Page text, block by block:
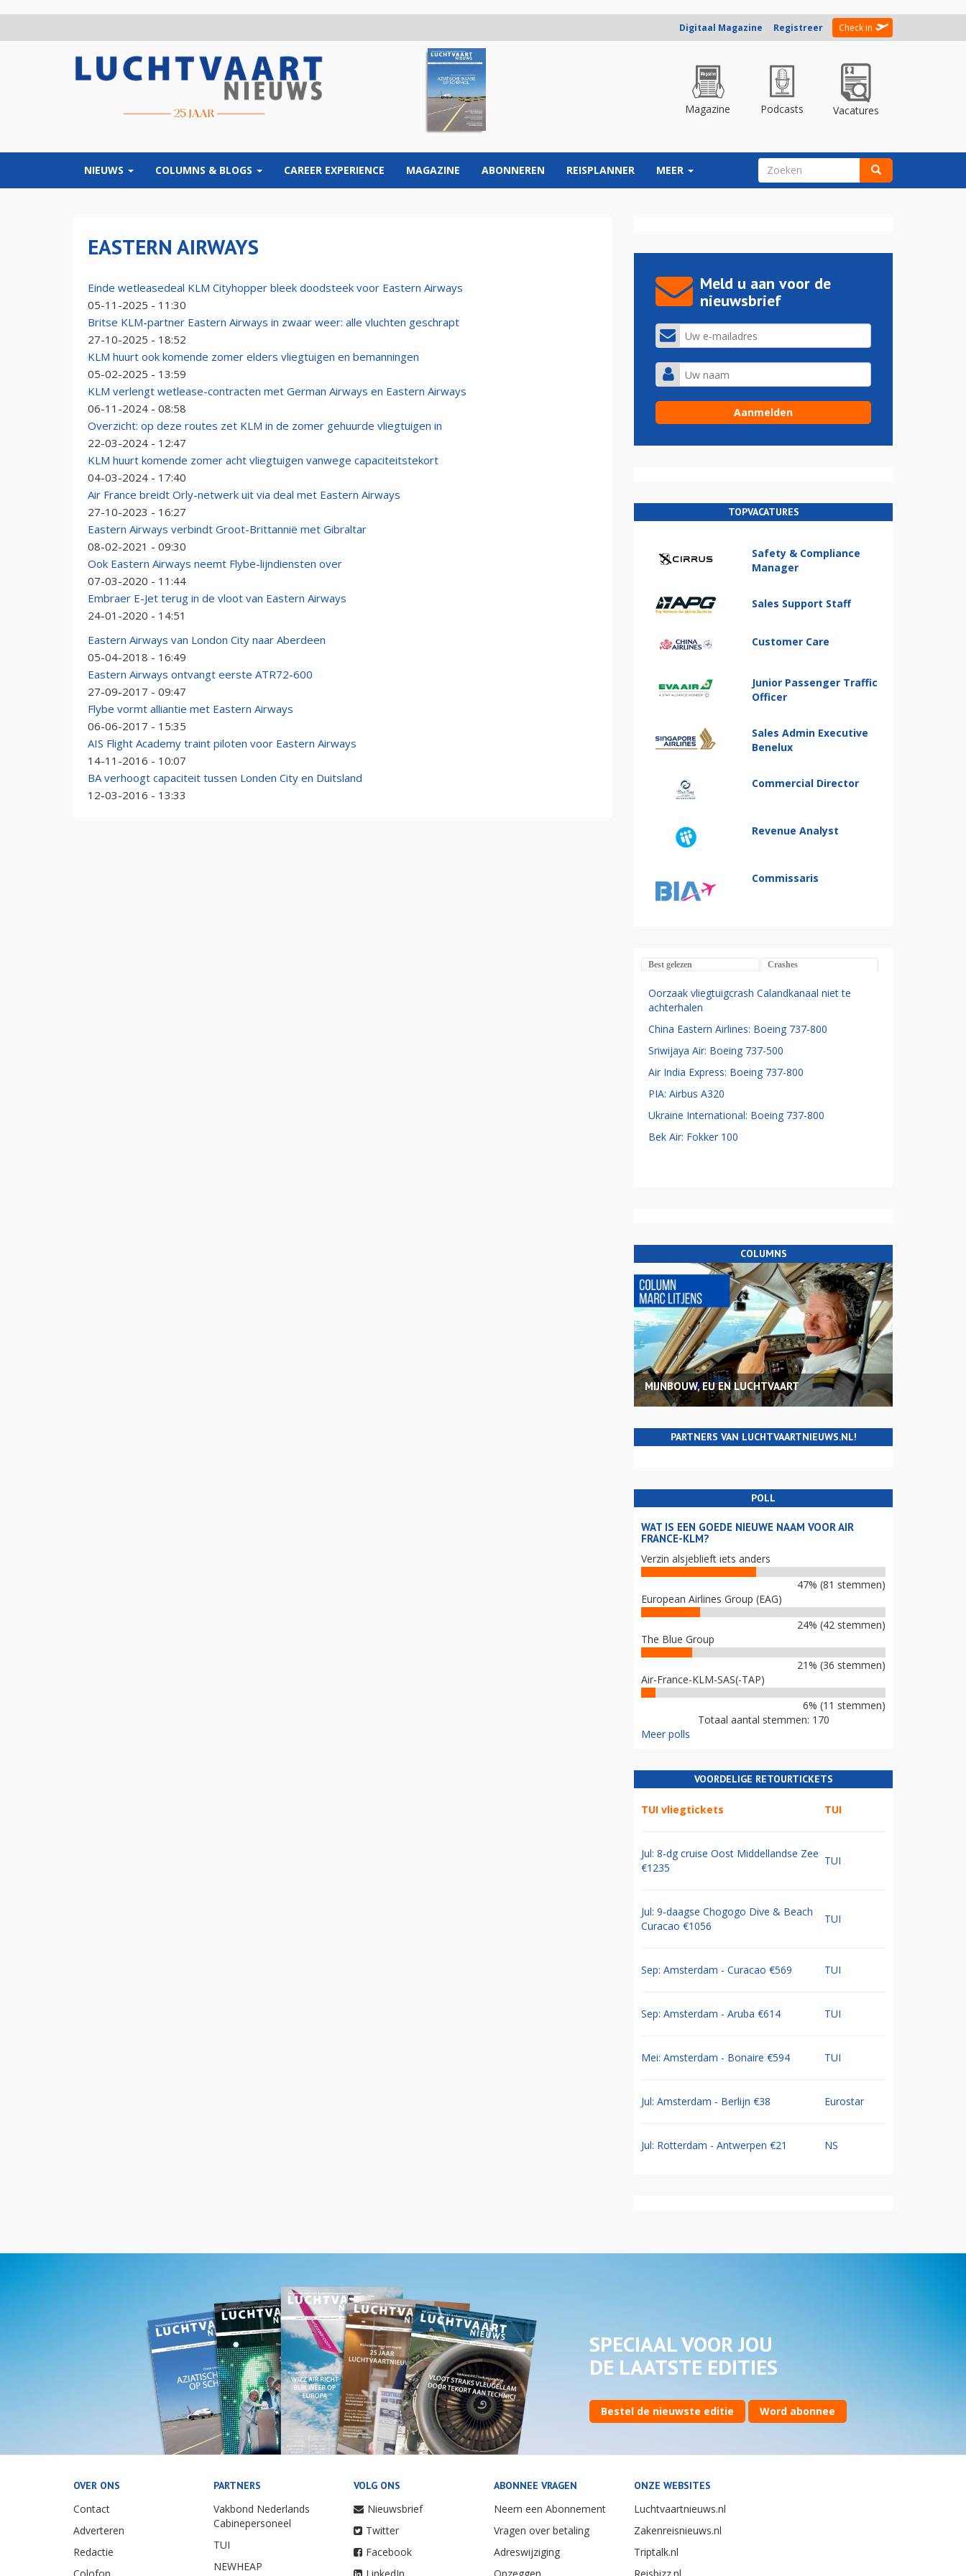
Digitaal Magazine Registreer Check in
Magazine Podcasts Vacatures
NIEUWS COLUMNS & BLOGS CAREER EXPERIENCE MAGAZINE ABONNEREN REISPLANNER MEER ZOEKVELD
EASTERN AIRWAYS
Einde wetleasedeal KLM Cityhopper bleek doodsteek voor Eastern Airways
05-11-2025 - 11:30
Britse KLM-partner Eastern Airways in zwaar weer: alle vluchten geschrapt
27-10-2025 - 18:52
KLM huurt ook komende zomer elders vliegtuigen en bemanningen
05-02-2025 - 13:59
KLM verlengt wetlease-contracten met German Airways en Eastern Airways
06-11-2024 - 08:58
Overzicht: op deze routes zet KLM in de zomer gehuurde vliegtuigen in
22-03-2024 - 12:47
KLM huurt komende zomer acht vliegtuigen vanwege capaciteitstekort
04-03-2024 - 17:40
Air France breidt Orly-netwerk uit via deal met Eastern Airways
27-10-2023 - 16:27
Eastern Airways verbindt Groot-Brittannië met Gibraltar
08-02-2021 - 09:30
Ook Eastern Airways neemt Flybe-lijndiensten over
07-03-2020 - 11:44
Embraer E-Jet terug in de vloot van Eastern Airways
24-01-2020 - 14:51
Eastern Airways van London City naar Aberdeen
05-04-2018 - 16:49
Eastern Airways ontvangt eerste ATR72-600
27-09-2017 - 09:47
Flybe vormt alliantie met Eastern Airways
06-06-2017 - 15:35
AIS Flight Academy traint piloten voor Eastern Airways
14-11-2016 - 10:07
BA verhoogt capaciteit tussen Londen City en Duitsland
12-03-2016 - 13:33
Meld u aan voor de
nieuwsbrief
TOPVACATURES
Safety & Compliance
Manager
Sales Support Staff
Customer Care
Junior Passenger Traffic
Officer
Sales Admin Executive
Benelux
Commercial Director
Revenue Analyst
Commissaris
Best gelezen Crashes
Oorzaak vliegtuigcrash Calandkanaal niet te
achterhalen
China Eastern Airlines: Boeing 737-800
Sriwijaya Air: Boeing 737-500
Air India Express: Boeing 737-800
PIA: Airbus A320
Ukraine International: Boeing 737-800
Bek Air: Fokker 100
COLUMNS
MIJNBOUW, EU EN LUCHTVAART
PARTNERS VAN LUCHTVAARTNIEUWS.NL!
POLL
WAT IS EEN GOEDE NIEUWE NAAM VOOR AIR
FRANCE-KLM?
Verzin alsjeblieft iets anders
47% (81 stemmen)
European Airlines Group (EAG)
24% (42 stemmen)
The Blue Group
21% (36 stemmen)
Air-France-KLM-SAS(-TAP)
6% (11 stemmen)
Totaal aantal stemmen: 170
Meer polls
VOORDELIGE RETOURTICKETS
TUI vliegtickets TUI
Jul: 8-dg cruise Oost Middellandse Zee
€1235
TUI
Jul: 9-daagse Chogogo Dive & Beach
Curacao €1056
TUI
Sep: Amsterdam - Curacao €569 TUI
Sep: Amsterdam - Aruba €614 TUI
Mei: Amsterdam - Bonaire €594 TUI
Jul: Amsterdam - Berlijn €38 Eurostar
Jul: Rotterdam - Antwerpen €21 NS
SPECIAAL VOOR JOU
DE LAATSTE EDITIES
Bestel de nieuwste editie Word abonnee
OVER ONS
Contact
Adverteren
Redactie
PARTNERS
Vakbond Nederlands
Cabinepersoneel
TUI
NEWHEAP
VOLG ONS
Nieuwsbrief
Twitter
Facebook
ABONNEE VRAGEN
Neem een Abonnement
Vragen over betaling
Adreswijziging
ONZE WEBSITES
Luchtvaartnieuws.nl
Zakenreisnieuws.nl
Triptalk.nl